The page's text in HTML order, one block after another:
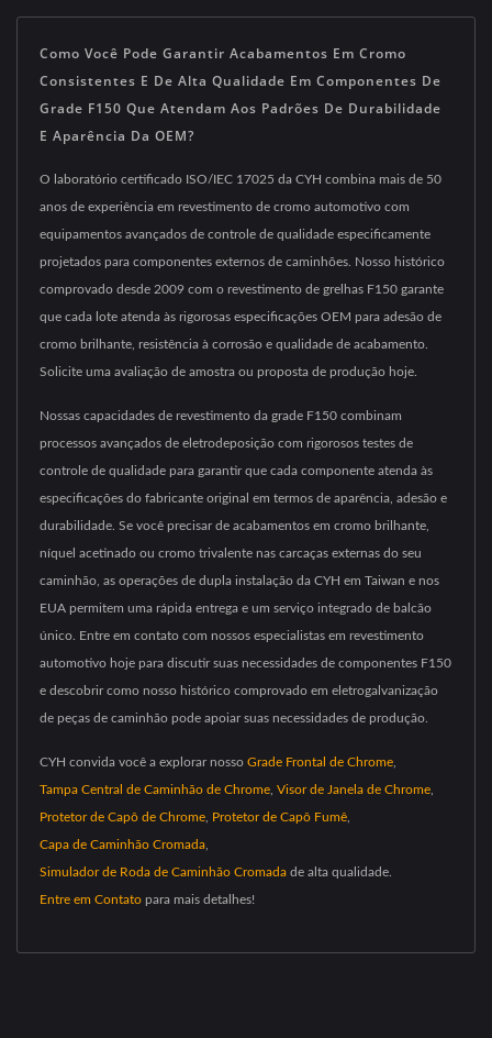
Como Você Pode Garantir Acabamentos Em Cromo
Consistentes E De Alta Qualidade Em Componentes De
Grade F150 Que Atendam Aos Padrões De Durabilidade
E Aparência Da OEM?
O laboratório certificado ISO/IEC 17025 da CYH combina mais de 50
anos de experiência em revestimento de cromo automotivo com
equipamentos avançados de controle de qualidade especificamente
projetados para componentes externos de caminhões. Nosso histórico
comprovado desde 2009 com o revestimento de grelhas F150 garante
que cada lote atenda às rigorosas especificações OEM para adesão de
cromo brilhante, resistência à corrosão e qualidade de acabamento.
Solicite uma avaliação de amostra ou proposta de produção hoje.
Nossas capacidades de revestimento da grade F150 combinam
processos avançados de eletrodeposição com rigorosos testes de
controle de qualidade para garantir que cada componente atenda às
especificações do fabricante original em termos de aparência, adesão e
durabilidade. Se você precisar de acabamentos em cromo brilhante,
níquel acetinado ou cromo trivalente nas carcaças externas do seu
caminhão, as operações de dupla instalação da CYH em Taiwan e nos
EUA permitem uma rápida entrega e um serviço integrado de balcão
único. Entre em contato com nossos especialistas em revestimento
automotivo hoje para discutir suas necessidades de componentes F150
e descobrir como nosso histórico comprovado em eletrogalvanização
de peças de caminhão pode apoiar suas necessidades de produção.
CYH convida você a explorar nosso Grade Frontal de Chrome
Tampa Central de Caminhão de Chrome Visor de Janela de Chrome
Protetor de Capô de Chrome Protetor de Capô Fumê
Capa de Caminhão Cromada
Simulador de Roda de Caminhão Cromada de alta qualidade.
Entre em Contato para mais detalhes!